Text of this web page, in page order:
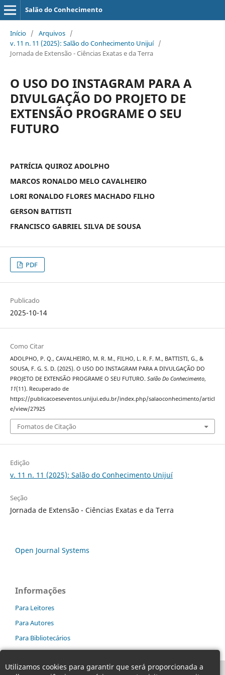
Utilizamos cookies para garantir que será proporcionada a
Salão do Conhecimento
Início / Arquivos /
v. 11 n. 11 (2025): Salão do Conhecimento Unijuí /
Jornada de Extensão - Ciências Exatas e da Terra
O USO DO INSTAGRAM PARA A
DIVULGAÇÃO DO PROJETO DE
EXTENSÃO PROGRAME O SEU
FUTURO
PATRÍCIA QUIROZ ADOLPHO
MARCOS RONALDO MELO CAVALHEIRO
LORI RONALDO FLORES MACHADO FILHO
GERSON BATTISTI
FRANCISCO GABRIEL SILVA DE SOUSA
PDF
Publicado
2025-10-14
Como Citar
ADOLPHO, P. Q., CAVALHEIRO, M. R. M., FILHO, L. R. F. M., BATTISTI, G., &
SOUSA, F. G. S. D. (2025). O USO DO INSTAGRAM PARA A DIVULGAÇÃO DO
PROJETO DE EXTENSÃO PROGRAME O SEU FUTURO. Salão Do Conhecimento,
11(11). Recuperado de
https://publicacoeseventos.unijui.edu.br/index.php/salaoconhecimento/articl
e/view/27925
Fomatos de Citação
Edição
v. 11 n. 11 (2025): Salão do Conhecimento Unijuí
Seção
Jornada de Extensão - Ciências Exatas e da Terra
Open Journal Systems
Informações
Para Leitores
Para Autores
Para Bibliotecários